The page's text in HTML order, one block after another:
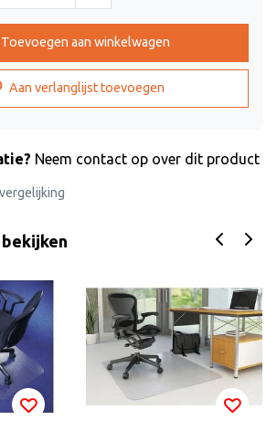
Toevoegen aan winkelwagen
Aan verlanglijst toevoegen
Neem contact op over dit product